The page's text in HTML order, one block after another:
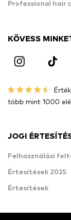
Professional hair
KÖVESS
több mint 1000
JOGI
Felhasználási
Értesítések 2025
Értesítések